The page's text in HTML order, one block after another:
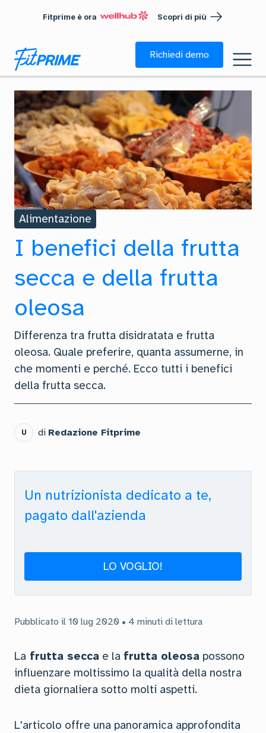
Fitprime è ora Scopri di più
Richiedi demo
Alimentazione
I benefici della frutta
secca e della frutta
oleosa
Differenza tra frutta disidratata e frutta
oleosa. Quale preferire, quanta assumerne, in
che momenti e perché. Ecco tutti i benefici
della frutta secca.
U di Redazione Fitprime
Un nutrizionista dedicato a te,
pagato dall'azienda
LO VOGLIO!
Pubblicato il 10 lug 2020 • 4 minuti di lettura
La frutta secca e la frutta oleosa possono
influenzare moltissimo la qualità della nostra
dieta giornaliera sotto molti aspetti.
L'articolo offre una panoramica approfondita